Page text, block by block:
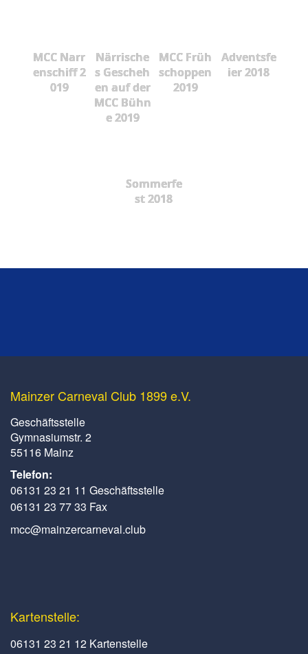
MCC Narr
enschiff 2
019
Närrische
s Gescheh
en auf der
MCC Bühn
e 2019
MCC Früh
schoppen
2019
Adventsfe
ier 2018
Sommerfe
st 2018
Mainzer Carneval Club 1899 e.V.
Geschäftsstelle
Gymnasiumstr. 2
55116 Mainz
Telefon:
06131 23 21 11 Geschäftsstelle
06131 23 77 33 Fax
mcc@mainzercarneval.club
Kartenstelle:
06131 23 21 12 Kartenstelle